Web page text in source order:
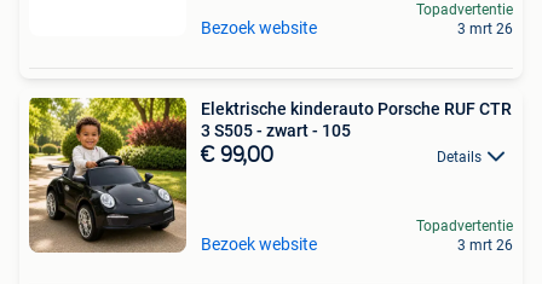
Bezoek website
Topadvertentie
3 mrt 26
Elektrische kinderauto Porsche RUF CTR
3 S505 - zwart - 105
€ 99,00 Details
Bezoek website
Topadvertentie
3 mrt 26